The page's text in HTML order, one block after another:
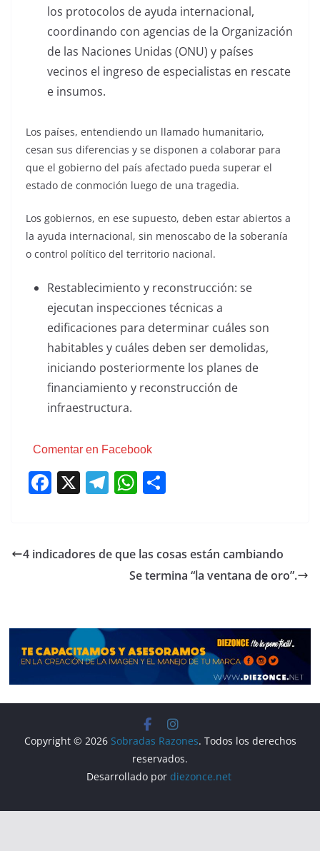
los protocolos de ayuda internacional,
coordinando con agencias de la Organización
de las Naciones Unidas (ONU) y países
vecinos el ingreso de especialistas en rescate
e insumos.
Los países, entendiendo un llamado humanitario,
cesan sus diferencias y se disponen a colaborar para
que el gobierno del país afectado pueda superar el
estado de conmoción luego de una tragedia.
Los gobiernos, en ese supuesto, deben estar abiertos a
la ayuda internacional, sin menoscabo de la soberanía
o control político del territorio nacional.
Restablecimiento y reconstrucción: se
ejecutan inspecciones técnicas a
edificaciones para determinar cuáles son
habitables y cuáles deben ser demolidas,
iniciando posteriormente los planes de
financiamiento y reconstrucción de
infraestructura.
Comentar en Facebook
F
e
k
X T
gr
W
s
A
p
ar
4 indicadores de que las cosas están cambiando
Se termina “la ventana de oro”.
Copyright © 2026 Sobradas Razones. Todos los derechos
reservados.
Desarrollado por diezonce.net